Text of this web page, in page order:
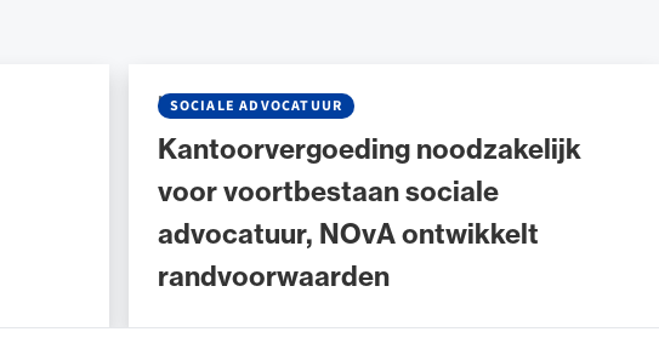
Kantoorvergoeding noodzakelijk
voor voortbestaan sociale
advocatuur, NOvA ontwikkelt
randvoorwaarden
SOCIALE ADVOCATUUR
NIEUWS • 09 APRIL 2026